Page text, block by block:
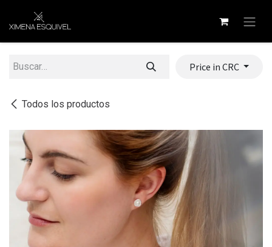
Todos los productos
Price in CRC